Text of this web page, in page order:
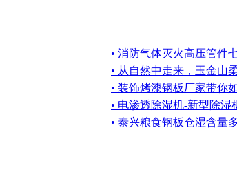
• 消防气体灭火高压管件
• 从自然中走来，玉金山
• 装饰烤漆钢板厂家带你
• 电渗透除湿机-新型除湿
• 泰兴粮食钢板仓湿含量